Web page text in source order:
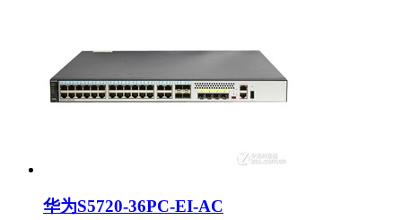
华为S5720-36PC-EI-AC